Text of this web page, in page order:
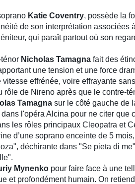
Katie Coventry, possède la
de son interprétation
qui paraît partout où son
Nicholas Tamagnafait des
une tension et une force
effrénée, voire effrayante
rôle de Nireno après que le contre-
Tamagnasur le côté gauche de
l'opéra Alcina pour ne citer que
rôles principaux Cleopatra et
d’une soprano enceinte de 5
déchirante dans "Se pieta di
Mynenkopour faire face à une
et profondément humain. On